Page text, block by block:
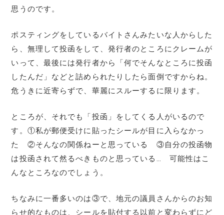
思うのです。
ポスティングをしているバイトさんみたいな人からした
ら、無理して投函をして、発行者のところにクレームが
いって、最後には発行者から「何でそんなところに投函
したんだ」などと詰められたりしたら面倒ですからね。
危うきに近寄らずで、華麗にスルーするに限ります。
ところが、それでも「投函」をしてくる人がいるので
す。①私が郵便受けに貼ったシールが目に入らなかっ
た ②そんなの関係ねーと思っている ③自分の投函物
は投函されて然るべきものと思っている… 可能性はこ
んなところなのでしょう。
ちなみに一番多いのは③で、地元の議員さんからのお知
らせ的なものは、シールを貼付する以前と変わらずにど